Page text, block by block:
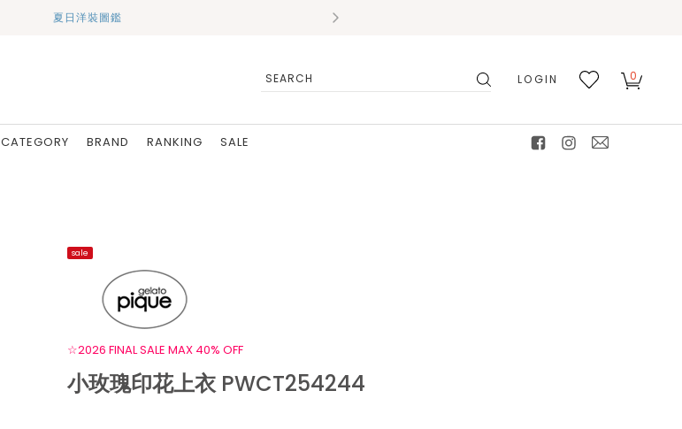
夏日洋裝圖鑑
LOGIN 0
CATEGORY BRAND RANKING
SALE
sale
☆2026 FINAL SALE MAX 40% OFF
小玫瑰印花上衣 PWCT254244